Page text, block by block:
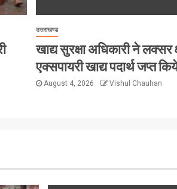
उत्तराखण्ड
खाद्य सुरक्षा अधिकारी ने लक्सर
एक्सपायरी खाद्य पदार्थ जप्त
August 4, 2026 Vishul Chauhan